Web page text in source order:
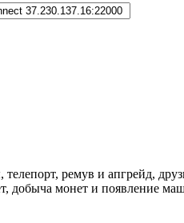
ремув и апгрейд,
добыча монет и появление